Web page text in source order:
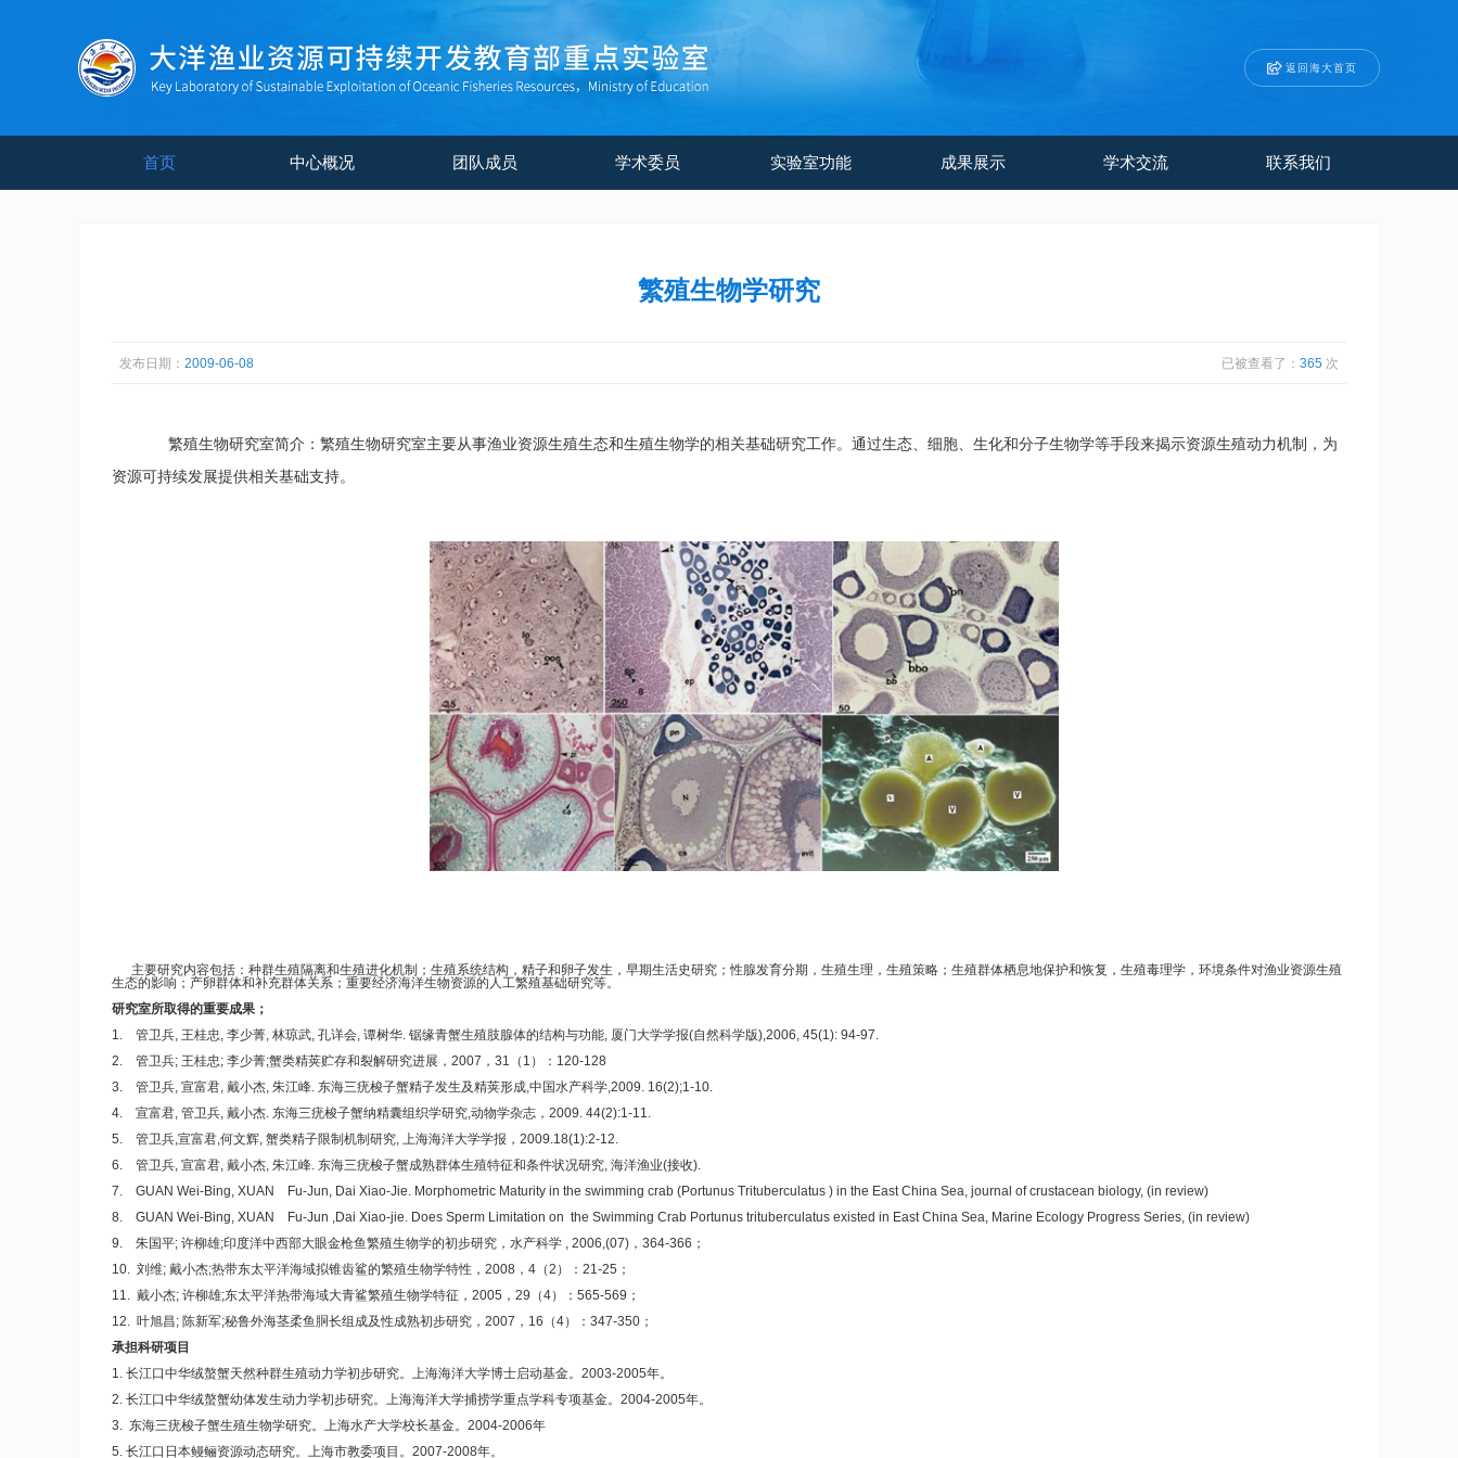
返回海大首页
首页 中心概况 团队成员 学术委员 实验室功能 成果展示 学术交流 联系我们
繁殖生物学研究
发布日期： 2009-06-08 已被查看了： 365 次
繁殖生物研究室简介：繁殖生物研究室主要从事渔业资源生殖生态和生殖生物学的相关基础研究工作。通过生态、细胞、生化和分子生物学等手段来揭示资源生殖动力机制，为
资源可持续发展提供相关基础支持。
主要研究内容包括：种群生殖隔离和生殖进化机制；生殖系统结构，精子和卵子发生，早期生活史研究；性腺发育分期，生殖生理，生殖策略；生殖群体栖息地保护和恢复，生殖毒理学，环境条件对渔业资源生殖
生态的影响；产卵群体和补充群体关系；重要经济海洋生物资源的人工繁殖基础研究等。
研究室所取得的重要成果；
1. 管卫兵, 王桂忠, 李少菁, 林琼武, 孔详会, 谭树华. 锯缘青蟹生殖肢腺体的结构与功能, 厦门大学学报(自然科学版),2006, 45(1): 94-97.
2. 管卫兵; 王桂忠; 李少菁;蟹类精荚贮存和裂解研究进展，2007，31（1）：120-128
3. 管卫兵, 宣富君, 戴小杰, 朱江峰. 东海三疣梭子蟹精子发生及精荚形成,中国水产科学,2009. 16(2);1-10.
4. 宣富君, 管卫兵, 戴小杰. 东海三疣梭子蟹纳精囊组织学研究,动物学杂志，2009. 44(2):1-11.
5. 管卫兵,宣富君,何文辉, 蟹类精子限制机制研究, 上海海洋大学学报，2009.18(1):2-12.
6. 管卫兵, 宣富君, 戴小杰, 朱江峰. 东海三疣梭子蟹成熟群体生殖特征和条件状况研究, 海洋渔业(接收).
7. GUAN Wei-Bing, XUAN Fu-Jun, Dai Xiao-Jie. Morphometric Maturity in the swimming crab (Portunus Trituberculatus ) in the East China Sea, journal of crustacean biology, (in review)
8. GUAN Wei-Bing, XUAN Fu-Jun ,Dai Xiao-jie. Does Sperm Limitation on the Swimming Crab Portunus trituberculatus existed in East China Sea, Marine Ecology Progress Series, (in review)
9. 朱国平; 许柳雄;印度洋中西部大眼金枪鱼繁殖生物学的初步研究，水产科学 , 2006,(07)，364-366；
10. 刘维; 戴小杰;热带东太平洋海域拟锥齿鲨的繁殖生物学特性，2008，4（2）：21-25；
11. 戴小杰; 许柳雄;东太平洋热带海域大青鲨繁殖生物学特征，2005，29（4）：565-569；
12. 叶旭昌; 陈新军;秘鲁外海茎柔鱼胴长组成及性成熟初步研究，2007，16（4）：347-350；
承担科研项目
1. 长江口中华绒螯蟹天然种群生殖动力学初步研究。上海海洋大学博士启动基金。2003-2005年。
2. 长江口中华绒螯蟹幼体发生动力学初步研究。上海海洋大学捕捞学重点学科专项基金。2004-2005年。
3. 东海三疣梭子蟹生殖生物学研究。上海水产大学校长基金。2004-2006年
5. 长江口日本鳗鲡资源动态研究。上海市教委项目。2007-2008年。